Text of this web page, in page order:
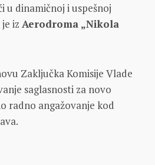
u dinamičnoj i uspešnoj
iz Aerodroma „Nikola
Zaključka Komisije Vlade
saglasnosti za novo
radno angažovanje kod